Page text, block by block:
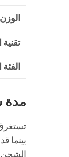
مدة
تستغرق مدة